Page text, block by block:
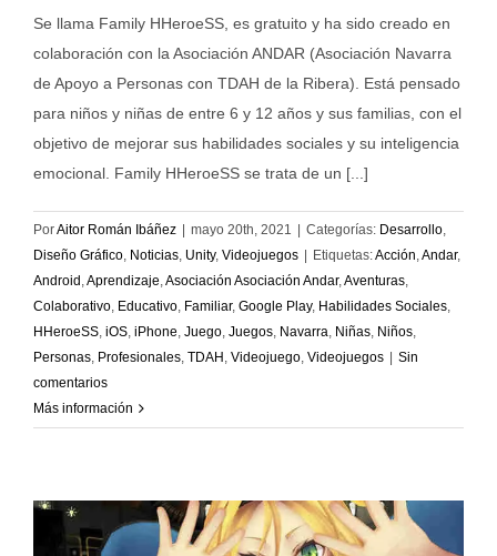
Se llama Family HHeroeSS, es gratuito y ha sido creado en
colaboración con la Asociación ANDAR (Asociación Navarra
de Apoyo a Personas con TDAH de la Ribera). Está pensado
para niños y niñas de entre 6 y 12 años y sus familias, con el
objetivo de mejorar sus habilidades sociales y su inteligencia
emocional. Family HHeroeSS se trata de un [...]
PorAitor Román Ibáñez mayo 20th, 2021 Categorías: Desarrollo,
Diseño Gráfico, Noticias, Unity, Videojuegos Etiquetas:Acción,Andar,
Android ,Aprendizaje,Asociación Asociación Andar,Aventuras,
Colaborativo, Educativo, Familiar, Google Play, Habilidades Sociales,
HHeroeSS, iOS, iPhone, Juego, Juegos, Navarra, Niñas, Niños,
Personas, Profesionales, TDAH , Videojuego, Videojuegos
Sin
comentarios
Más información